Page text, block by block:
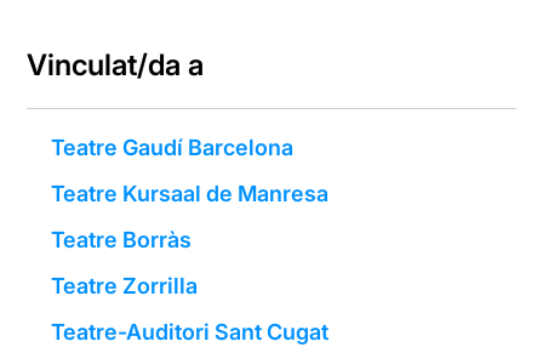
Vinculat/da a
Teatre Gaudí Barcelona
Teatre Kursaal de Manresa
Teatre Borràs
Teatre Zorrilla
Teatre-Auditori Sant Cugat